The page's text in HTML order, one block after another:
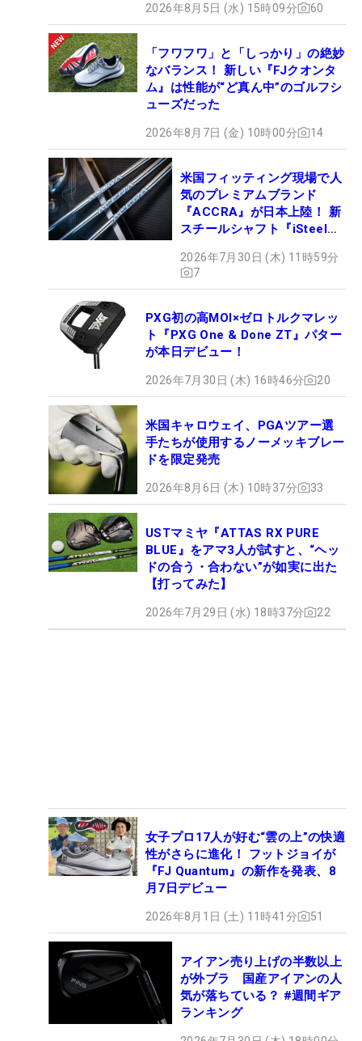
2026年8月5日 (水) 15時09分 60
「フワフワ」と「しっかり」の絶妙
なバランス！ 新しい『FJクオンタ
ム』は性能が“ど真ん中”のゴルフシ
ューズだった
2026年8月7日 (金) 10時00分 14
米国フィッティング現場で人
気のプレミアムブランド
『ACCRA』が日本上陸！ 新
スチールシャフト『iSteel
2026年7月30日 (木) 11時59分
7
PXG初の高MOI×ゼロトルクマレッ
ト『PXG One & Done ZT』パター
が本日デビュー！
2026年7月30日 (木) 16時46分 20
米国キャロウェイ、PGAツアー選
手たちが使用するノーメッキブレー
ドを限定発売
2026年8月6日 (木) 10時37分 33
USTマミヤ『ATTAS RX PURE
BLUE』をアマ3人が試すと、“ヘッ
ドの合う・合わない”が如実に出た
【打ってみた】
2026年7月29日 (水) 18時37分 22
女子プロ17人が好む“雲の上”の快適
性がさらに進化！ フットジョイが
『FJ Quantum』の新作を発表、8
月7日デビュー
2026年8月1日 (土) 11時41分 51
アイアン売り上げの半数以上
が外ブラ 国産アイアンの人
気が落ちている？ #週間ギア
ランキング